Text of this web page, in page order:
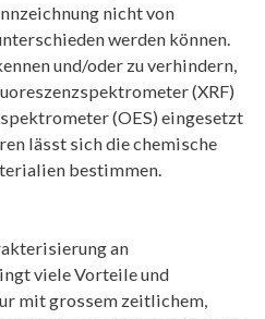
nicht von
werden können.
und/oder zu verhindern,
(XRF)
(OES) eingesetzt
lässt sich die chemische
bestimmen.
an
viele Vorteile und
mit grossem zeitlichem,